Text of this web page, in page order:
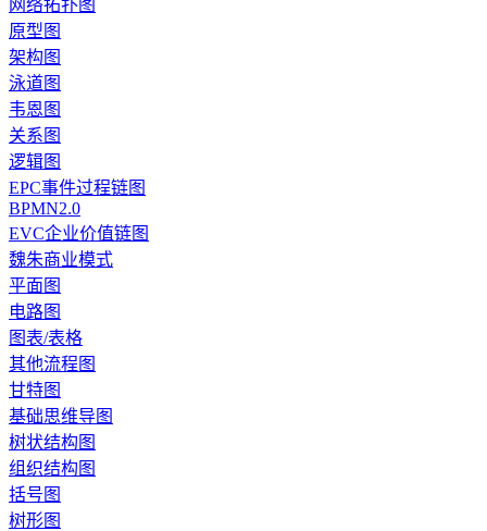
网络拓扑图
原型图
架构图
泳道图
韦恩图
关系图
逻辑图
EPC事件过程链图
BPMN2.0
EVC企业价值链图
魏朱商业模式
平面图
电路图
图表/表格
其他流程图
甘特图
基础思维导图
树状结构图
组织结构图
括号图
树形图